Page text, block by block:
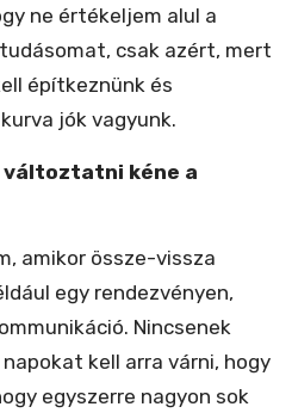
ne értékeljem alul a
csak azért, mert
építkeznünk és
jók vagyunk.
változtatni kéne a
amikor össze-vissza
egy rendezvényen,
Nincsenek
kell arra várni, hogy
egyszerre nagyon sok